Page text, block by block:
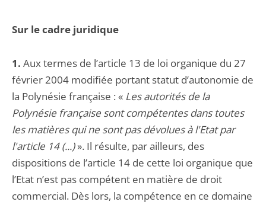
Sur le cadre juridique
1. Aux termes de l’article 13 de loi organique du 27
février 2004 modifiée portant statut d’autonomie de
la Polynésie française : « Les autorités de la
Polynésie française sont compétentes dans toutes
les matières qui ne sont pas dévolues à l'Etat par
l'article 14 (...)». Il résulte, par ailleurs, des
dispositions de l’article 14 de cette loi organique que
l’Etat n’est pas compétent en matière de droit
commercial. Dès lors, la compétence en ce domaine